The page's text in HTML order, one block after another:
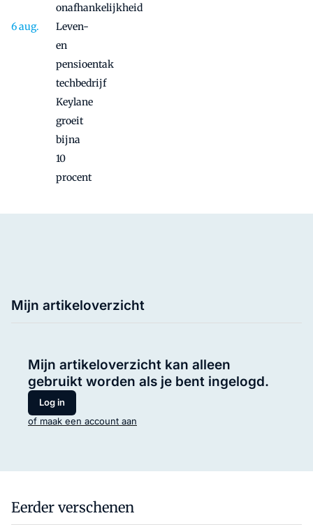
onafhankelijkheid
Leven-
en
pensioentak
techbedrijf
Keylane
groeit
bijna
10
procent
Mijn artikeloverzicht
Mijn artikeloverzicht kan alleen
gebruikt worden als je bent ingelogd.
Log in
of maak een account aan
Eerder verschenen